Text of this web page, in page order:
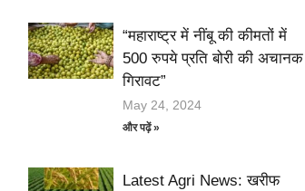
“महाराष्ट्र में नींबू की कीमतों में
500 रुपये प्रति बोरी की अचानक
गिरावट”
May 24, 2024
और पढ़ें »
Latest Agri News: खरीफ